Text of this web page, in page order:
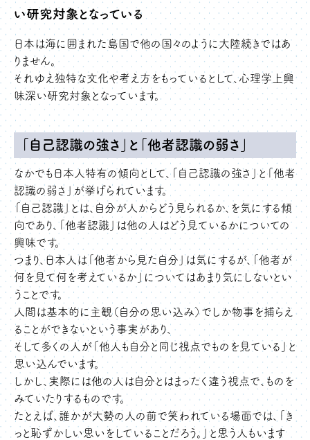
い研究対象となっている
日本は海に囲まれた島国で他の国々のように大陸続きではあ
りません。
それゆえ独特な文化や考え方をもっているとして、心理学上興
味深い研究対象となっています。
「自己認識の強さ」と「他者認識の弱さ」
なかでも日本人特有の傾向として、「自己認識の強さ」と「他者
認識の弱さ」が挙げられています。
「自己認識」とは、自分が人からどう見られるか、を気にする傾
向であり、「他者認識」は他の人はどう見ているかについての
興味です。
つまり、日本人は「他者から見た自分」は気にするが、「他者が
何を見て何を考えているか」についてはあまり気にしないとい
うことです。
人間は基本的に主観（自分の思い込み）でしか物事を捕らえ
ることができないという事実があり、
そして多くの人が「他人も自分と同じ視点でものを見ている」と
思い込んでいます。
しかし、実際には他の人は自分とはまったく違う視点で、ものを
みていたりするものです。
たとえば、誰かが大勢の人の前で笑われている場面では、「き
っと恥ずかしい思いをしていることだろう。」と思う人もいます